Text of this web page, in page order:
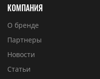
КОМПАНИЯ
О бренде
Партнеры
Новости
Статьи